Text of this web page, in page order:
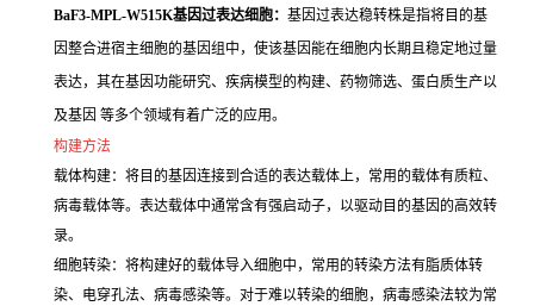
BaF3-MPL-W515K基因过表达细胞： 基因过表达稳转株是指将目的基
因整合进宿主细胞的基因组中，使该基因能在细胞内长期且稳定地过量
表达，其在基因功能研究、疾病模型的构建、药物筛选、蛋白质生产以
及基因 等多个领域有着广泛的应用。
构建方法
载体构建：将目的基因连接到合适的表达载体上，常用的载体有质粒、
病毒载体等。表达载体中通常含有强启动子，以驱动目的基因的高效转
录。
细胞转染：将构建好的载体导入细胞中，常用的转染方法有脂质体转
染、电穿孔法、病毒感染等。对于难以转染的细胞，病毒感染法较为常